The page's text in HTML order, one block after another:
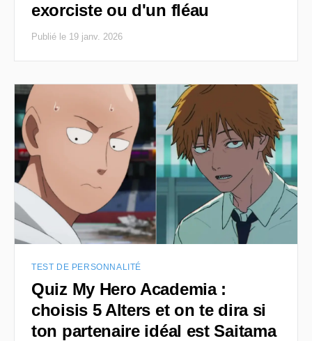
exorciste ou d'un fléau
Publié le 19 janv. 2026
TEST DE PERSONNALITÉ
Quiz My Hero Academia :
choisis 5 Alters et on te dira si
ton partenaire idéal est Saitama